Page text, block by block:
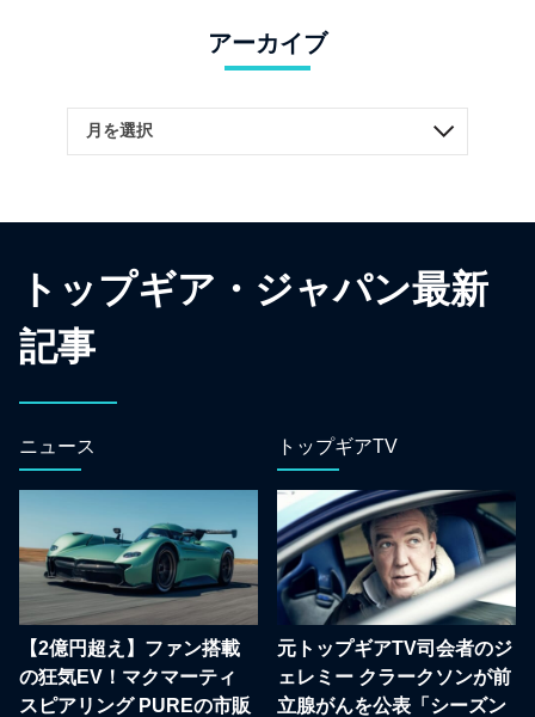
アーカイブ
トップギア・ジャパン最新
記事
ニュース
【2億円超え】ファン搭載
の狂気EV！マクマーティ
スピアリング PUREの市販
トップギアTV
元トップギアTV司会者のジ
ェレミー クラークソンが前
立腺がんを公表「シーズン